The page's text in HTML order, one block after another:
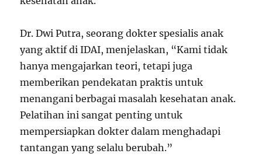
Dr. Dwi Putra, seorang dokter spesialis anak
yang aktif di IDAI, menjelaskan, “Kami tidak
hanya mengajarkan teori, tetapi juga
memberikan pendekatan praktis untuk
menangani berbagai masalah kesehatan anak.
Pelatihan ini sangat penting untuk
mempersiapkan dokter dalam menghadapi
tantangan yang selalu berubah.”